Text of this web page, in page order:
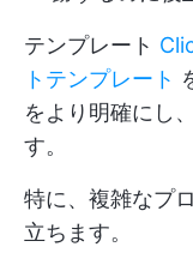
テンプレート
トテンプレート
をより明確にし
す。
特に、複雑なプ
立ちます。